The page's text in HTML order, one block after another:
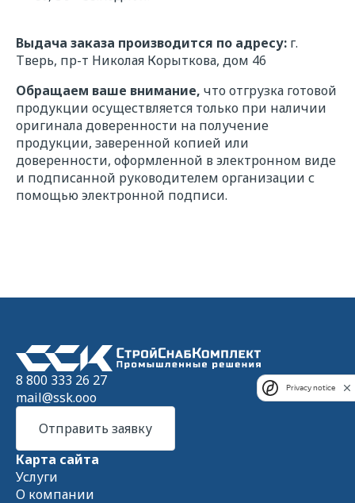
Выдача заказа производится по адресу: г.
Тверь, пр-т Николая Корыткова, дом 46
Обращаем ваше внимание, что отгрузка готовой
продукции осуществляется только при наличии
оригинала доверенности на получение
продукции, заверенной копией или
доверенности, оформленной в электронном виде
и подписанной руководителем организации с
помощью электронной подписи.
8 800 333 26 27
mail@ssk.ooo
Отправить заявку
Карта сайта
Услуги
О компании
Сообщение*
Выбрать
Прикрепить файл
Даю своесогласие на обработку
персональных данных в соответствии с
Privacy notice